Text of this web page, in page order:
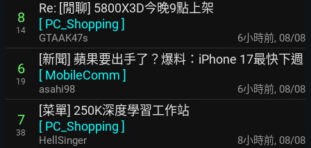
8
14
Re: [閒聊] 5800X3D今晚9點上架
[ PC_Shopping ]
GTAAK47s 6小時前, 08/08
6
19
[新聞] 蘋果要出手了？爆料：iPhone 17最快下週
[ MobileComm ]
asahi98 6小時前, 08/08
7
38
[菜單] 250K深度學習工作站
[ PC_Shopping ]
HellSinger 8小時前, 08/08